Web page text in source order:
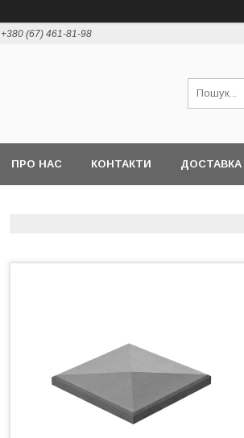
+380 (67) 461-81-98
ПРО НАС КОНТАКТИ